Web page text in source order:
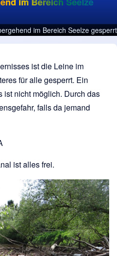
im Bereich Seelze
ist die Leine im
für alle gesperrt. Ein
ist nicht möglich. Durch das
falls da jemand
ist alles frei.